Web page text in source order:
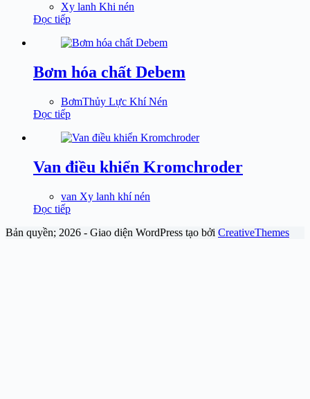
Xy lanh Khi nén
Đọc tiếp
Bơm hóa chất Debem
BơmThủy Lực Khí Nén
Đọc tiếp
Van điều khiển Kromchroder
van Xy lanh khí nén
Đọc tiếp
Bản quyền; 2026 - Giao diện WordPress tạo bởi CreativeThemes